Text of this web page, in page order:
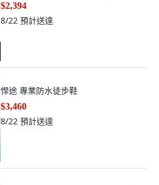
$2,394
8/22 預計送達
悍途 專業防水徒步鞋
$3,460
8/22 預計送達